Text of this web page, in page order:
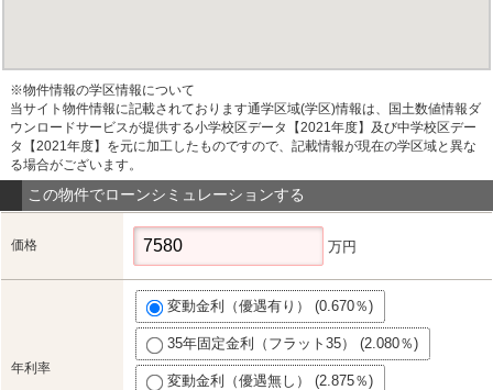
※物件情報の学区情報について
当サイト物件情報に記載されております通学区域(学区)情報は、国土数値情報ダ
ウンロードサービスが提供する小学校区データ【2021年度】及び中学校区デー
タ【2021年度】を元に加工したものですので、記載情報が現在の学区域と異な
る場合がございます。
この物件でローンシミュレーションする
価格 万円
年利率
変動金利（優遇有り） (0.670％)
35年固定金利（フラット35） (2.080％)
変動金利（優遇無し） (2.875％)